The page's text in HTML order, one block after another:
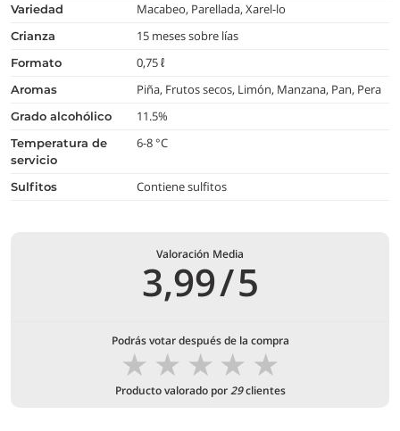
variedad Macabeo, Parellada, Xarel-lo
crianza 15 meses sobre lías
formato 0,75 ℓ
aromas Piña, Frutos secos, Limón, Manzana, Pan, Pera
grado alcohólico 11.5%
temperatura de
servicio
6-8 °C
Sulfitos Contiene sulfitos
Valoración Media
3,99/5
Podrás votar después de la compra
★
★
★
★
★
Producto valorado por29clientes